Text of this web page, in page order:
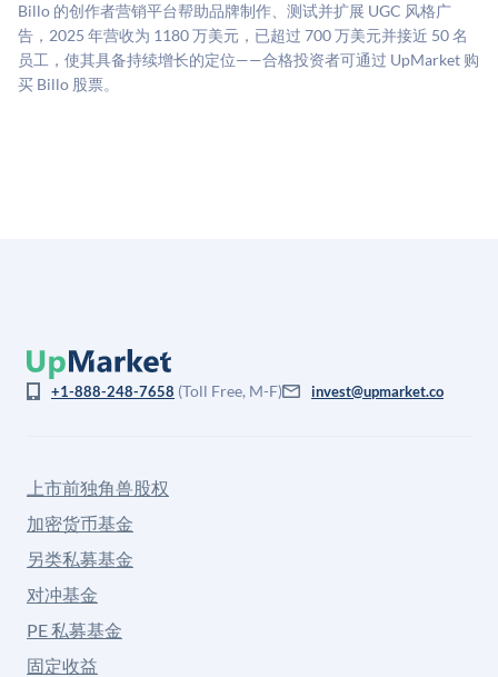
司可比倍数应用私有公司折扣，以反映流动性不足和信
息不对称。此估值不构成投资建议，可能与实际交易价
格存在重大差异。
Billo 的创作者营销平台帮助品牌制作、测试并扩展 UGC 风格广
告，2025 年营收为 1180 万美元，已超过 700 万美元并接近 50 名
员工，使其具备持续增长的定位——合格投资者可通过 UpMarket 购
买 Billo 股票。
+1-888-248-7658 (Toll Free, M-F) invest@upmarket.co
上市前独角兽股权
加密货币基金
另类私募基金
对冲基金
PE 私募基金
固定收益